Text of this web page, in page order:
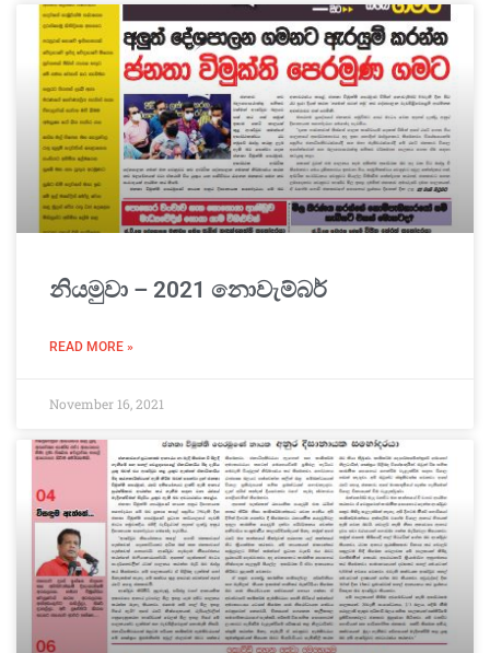
නියමුවා – 2021 නොවැම්බර්
READ MORE »
November 16, 2021